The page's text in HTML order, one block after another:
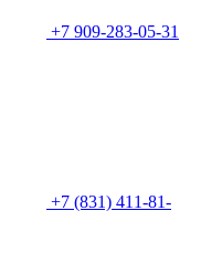
+7 909-283-05-31
+7 (831) 411-81-